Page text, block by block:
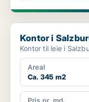
Kontor i Salzburg,
Kontor i
Kontor til leie i
Areal
Ca. 345 m2